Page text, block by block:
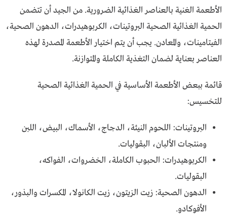
الأطعمة الغنية بالعناصر الغذائية الضرورية. من الجيد أن تتضمن
الحمية الغذائية الصحية البروتينات، الكربوهيدرات، الدهون الصحية،
الفيتامينات، والمعادن. يجب أن يتم اختيار الأطعمة المصدرة لهذه
العناصر بعناية لضمان التغذية الكاملة والمتوازنة.
قائمة ببعض الأطعمة الأساسية في الحمية الغذائية الصحية
للتخسيس:
البروتينات: اللحوم النيئة، الدجاج، الأسماك، البيض، اللبن
ومنتجات الألبان، البقوليات.
الكربوهيدرات: الحبوب الكاملة، الخضروات، الفواكه،
البقوليات.
الدهون الصحية: زيت الزيتون، زيت الكانولا، المكسرات والبذور،
الأفوكادو.